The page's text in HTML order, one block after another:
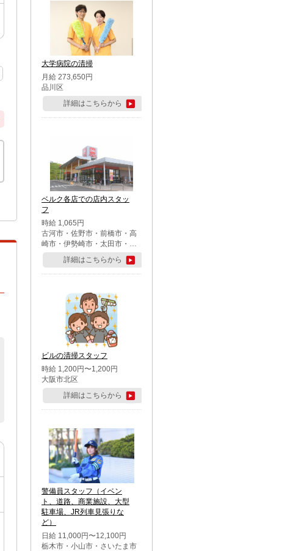
大学病院の清掃
月給 273,650円
品川区
詳細はこちらから
ベルク各店での店内スタッ
フ
時給 1,065円
古河市・佐野市・前橋市・高
崎市・伊勢崎市・太田市・館
林市・藤岡市・大泉町・さい
たま市北区・川越市・熊谷
市・行田市・秩父市・所沢
市・鶴ケ島市・千葉市中央
区・市川市・松戸市・習志野
市・柏市・流山市・八千代
市・足立区・江戸川区・八王
子市・町田市
詳細はこちらから
ビルの清掃スタッフ
時給 1,200円〜1,200円
大阪市北区
詳細はこちらから
警備員スタッフ（イベン
ト、道路、商業施設、大型
駐車場、JR列車見張りな
ど）
日給 11,000円〜12,100円
栃木市・小山市・さいたま市